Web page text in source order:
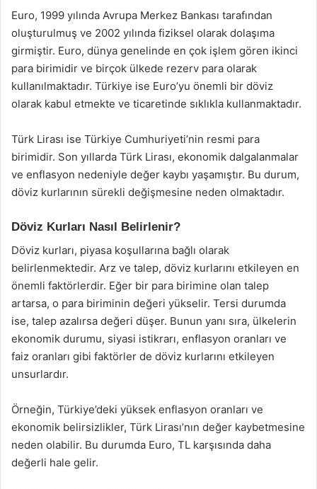
Euro, 1999 yılında Avrupa Merkez Bankası tarafından
oluşturulmuş ve 2002 yılında fiziksel olarak dolaşıma
girmiştir. Euro, dünya genelinde en çok işlem gören ikinci
para birimidir ve birçok ülkede rezerv para olarak
kullanılmaktadır. Türkiye ise Euro’yu önemli bir döviz
olarak kabul etmekte ve ticaretinde sıklıkla kullanmaktadır.
Türk Lirası ise Türkiye Cumhuriyeti’nin resmi para
birimidir. Son yıllarda Türk Lirası, ekonomik dalgalanmalar
ve enflasyon nedeniyle değer kaybı yaşamıştır. Bu durum,
döviz kurlarının sürekli değişmesine neden olmaktadır.
Döviz Kurları Nasıl Belirlenir?
Döviz kurları, piyasa koşullarına bağlı olarak
belirlenmektedir. Arz ve talep, döviz kurlarını etkileyen en
önemli faktörlerdir. Eğer bir para birimine olan talep
artarsa, o para biriminin değeri yükselir. Tersi durumda
ise, talep azalırsa değeri düşer. Bunun yanı sıra, ülkelerin
ekonomik durumu, siyasi istikrarı, enflasyon oranları ve
faiz oranları gibi faktörler de döviz kurlarını etkileyen
unsurlardır.
Örneğin, Türkiye’deki yüksek enflasyon oranları ve
ekonomik belirsizlikler, Türk Lirası’nın değer kaybetmesine
neden olabilir. Bu durumda Euro, TL karşısında daha
değerli hale gelir.